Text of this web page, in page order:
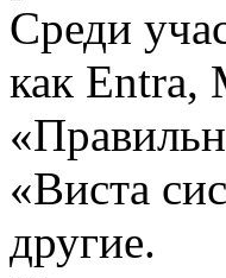
Среди
как Entra,
«Виста
другие.